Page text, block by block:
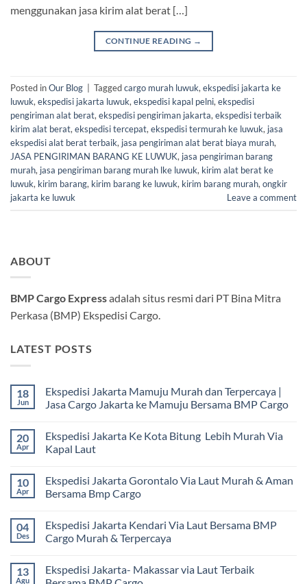
menggunakan jasa kirim alat berat […]
CONTINUE READING →
Posted inOur Blog Taggedcargo murah luwuk, ekspedisi jakarta ke
luwuk, ekspedisi jakarta luwuk, ekspedisi kapal pelni, ekspedisi
pengiriman alat berat, ekspedisi pengiriman jakarta, ekspedisi terbaik
kirim alat berat, ekspedisi tercepat, ekspedisi termurah ke luwuk, jasa
ekspedisi alat berat terbaik, jasa pengiriman alat berat biaya murah,
JASA PENGIRIMAN BARANG KE LUWUK, jasa pengiriman barang
murah, jasa pengiriman barang murah lke luwuk, kirim alat berat ke
luwuk, kirim barang, kirim barang ke luwuk, kirim barang murah, ongkir
jakarta ke luwuk
Leave a comment
ABOUT
BMP Cargo Expressadalah situs resmi dari PT Bina Mitra
Perkasa (BMP) Ekspedisi Cargo.
LATEST POSTS
18
Jun
Ekspedisi Jakarta Mamuju Murah dan Terpercaya |
Jasa Cargo Jakarta ke Mamuju Bersama BMP Cargo
komentar
pada
Ekspedisi
Murah
dan
Terpercaya
Cargo
Jakarta
ke
BMP
Cargo
20
Apr
Ekspedisi Jakarta Ke Kota Bitung Lebih Murah Via
Kapal Laut
komentar
pada
Ekspedisi
Kota
Bitung
Lebih
Kapal
Laut
10
Apr
Ekspedisi Jakarta Gorontalo Via Laut Murah & Aman
Bersama Bmp Cargo
komentar
pada
Ekspedisi
Via
Laut
04
Des
Ekspedisi Jakarta Kendari Via Laut Bersama BMP
Cargo Murah & Terpercaya
komentar
pada
13
Agu
Ekspedisi Jakarta- Makassar via Laut Terbaik